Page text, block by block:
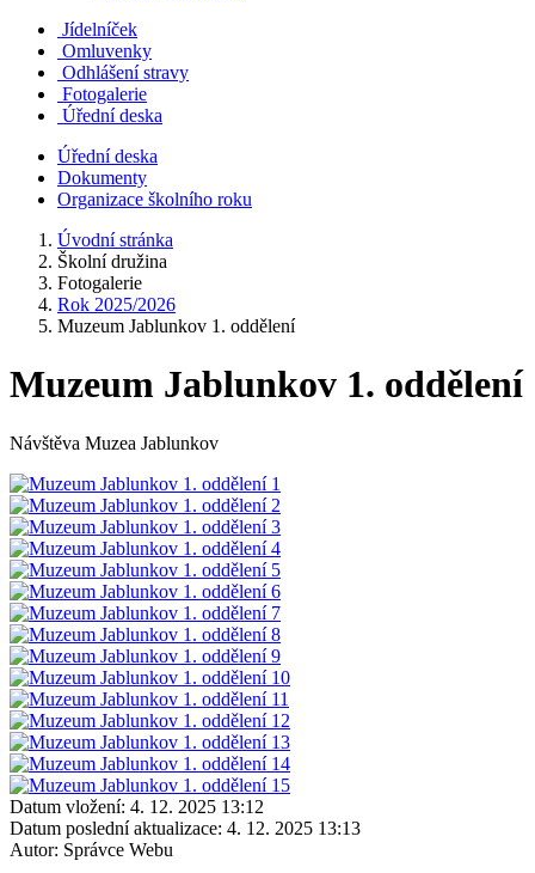
Jídelníček
Omluvenky
Odhlášení stravy
Fotogalerie
Úřední deska
Úřední deska
Dokumenty
Organizace školního roku
Úvodní stránka
Školní družina
Fotogalerie
Rok 2025/2026
Muzeum Jablunkov 1. oddělení
Muzeum Jablunkov 1. oddělení
Návštěva Muzea Jablunkov
Datum vložení: 4. 12. 2025 13:12
Datum poslední aktualizace: 4. 12. 2025 13:13
Autor: Správce Webu